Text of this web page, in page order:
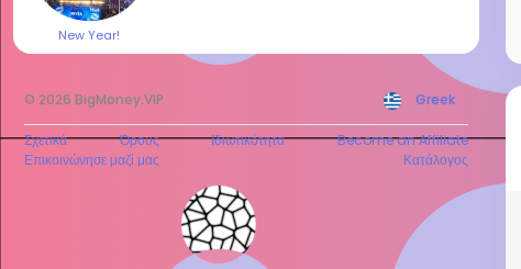
New Year!
© 2026 BigMoney.VIP Greek
Σχετικά Όρους Ιδιωτικότητα
Become an Affiliate
Επικοινώνησε μαζί μας
Κατάλογος